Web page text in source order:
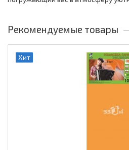
Рекомендуемые товары
Хит